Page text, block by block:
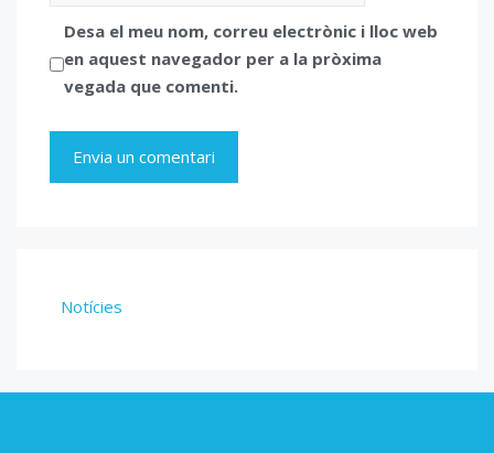
Desa el meu nom, correu electrònic i lloc web
en aquest navegador per a la pròxima
vegada que comenti.
Notícies